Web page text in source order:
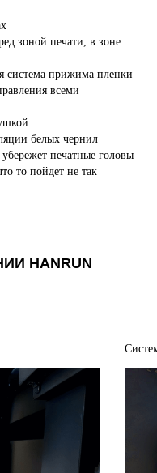
зоной печати, в зоне
система прижима пленки
всеми
белых чернил
печатные головы
то пойдет не так
HANRUN